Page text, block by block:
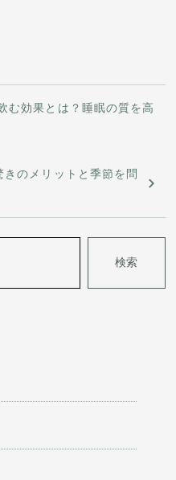
む効果とは？睡眠の質を高
のメリットと季節を問
検索